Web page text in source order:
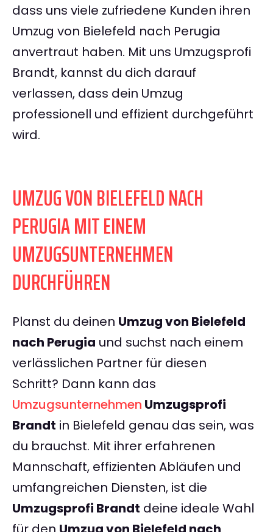
dass uns viele zufriedene Kunden ihren
Umzug von Bielefeld nach Perugia
anvertraut haben. Mit uns Umzugsprofi
Brandt, kannst du dich darauf
verlassen, dass dein Umzug
professionell und effizient durchgeführt
wird.
UMZUG VON BIELEFELD NACH
PERUGIA MIT EINEM
UMZUGSUNTERNEHMEN
DURCHFÜHREN
Planst du deinen Umzug von Bielefeld
nach Perugia und suchst nach einem
verlässlichen Partner für diesen
Schritt? Dann kann das
Umzugsunternehmen Umzugsprofi
Brandt in Bielefeld genau das sein, was
du brauchst. Mit ihrer erfahrenen
Mannschaft, effizienten Abläufen und
umfangreichen Diensten, ist die
Umzugsprofi Brandt deine ideale Wahl